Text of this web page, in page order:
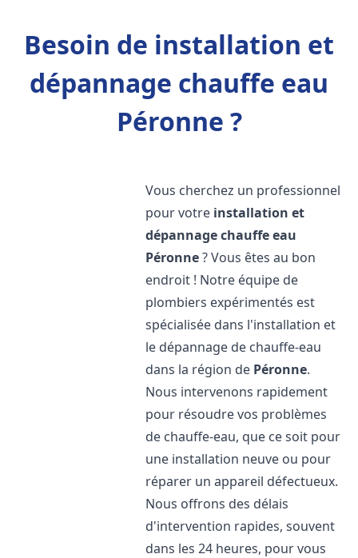
Besoin de installation et
dépannage chauffe eau
Péronne ?
Vous cherchez un professionnel
pour votre installation et
dépannage chauffe eau
Péronne? Vous êtes au bon
endroit ! Notre équipe de
plombiers expérimentés est
spécialisée dans l'installation et
le dépannage de chauffe-eau
dans la région de Péronne.
Nous intervenons rapidement
pour résoudre vos problèmes
de chauffe-eau, que ce soit pour
une installation neuve ou pour
réparer un appareil défectueux.
Nous offrons des délais
d'intervention rapides, souvent
dans les 24 heures, pour vous